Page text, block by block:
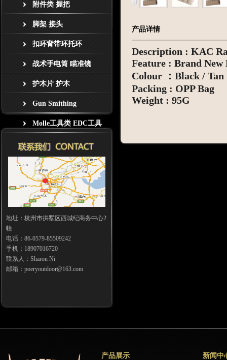
附件类 握把
脚架 接头
扣环背带环托环
战术手电筒 瞄准镜
护木片 护木
Gun Smithing
Molle工具类 EDC工具
地址：杭州市拱墅区西城纪商务中心2
幢
电话：86-0579-85509242
手机：18907016720
联系人：Sharon Ni
邮箱：poeryoutdoor@163.com
产品详情
Description : KAC
Feature : Brand New
Colour ：Black / Tan
Packing : OPP Bag
Weight : 95G
产品展示 新闻中